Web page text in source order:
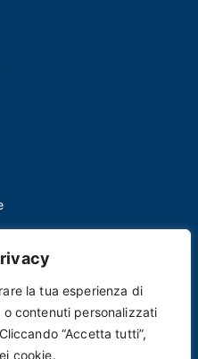
la tua esperienza di
contenuti personalizzati
“Accetta tutti”,
cookie.